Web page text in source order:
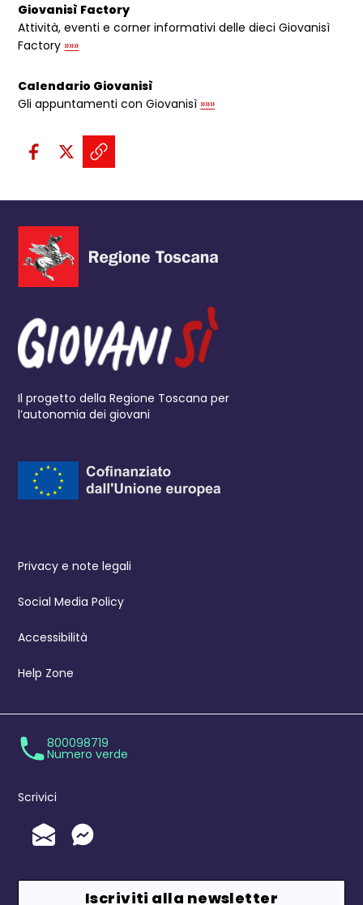
Giovanisì Factory
Attività, eventi e corner informativi delle dieci Giovanisì
Factory »»»
Calendario Giovanisì
Gli appuntamenti con Giovanisì »»»
Condividi sui social:
Condividi su Facebook - apre
Condividi su X - apre una
Copia il link e condividi -
Il progetto della Regione Toscana per
l’autonomia dei giovani
Privacy e note legali
Social Media Policy
Accessibilità
Help Zone
800098719
Numero verde
Scrivici
Invia un'Email
Messenger
Iscriviti alla newsletter